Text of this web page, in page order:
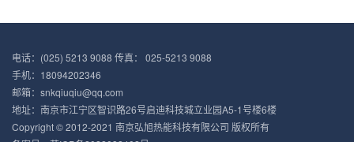
电话：(025) 5213 9088 传真： 025-5213 9088
手机：18094202346
邮箱：snkqiuqiu@qq.com
地址：南京市江宁区智识路26号启迪科技城立业园A5-1号楼6楼
Copyright © 2012-2021 南京弘旭热能科技有限公司 版权所有